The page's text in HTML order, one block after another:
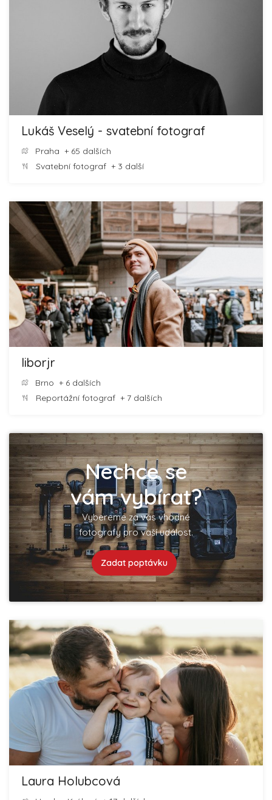
Lukáš Veselý - svatební fotograf
Praha + 65 dalších
Svatební fotograf + 3 další
liborjr
Brno + 6 dalších
Reportážní fotograf + 7 dalších
Nechce se
vám vybírat?
Vybereme za vás vhodné
fotografy pro vaší událost.
Zadat poptávku
Laura Holubcová